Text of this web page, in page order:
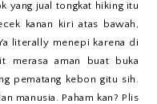
yang jual tongkat hiking itu
kanan kiri atas bawah,
literally menepi karena di
merasa aman buat buka
pematang kebon gitu sih.
manusia. Paham kan? Plis